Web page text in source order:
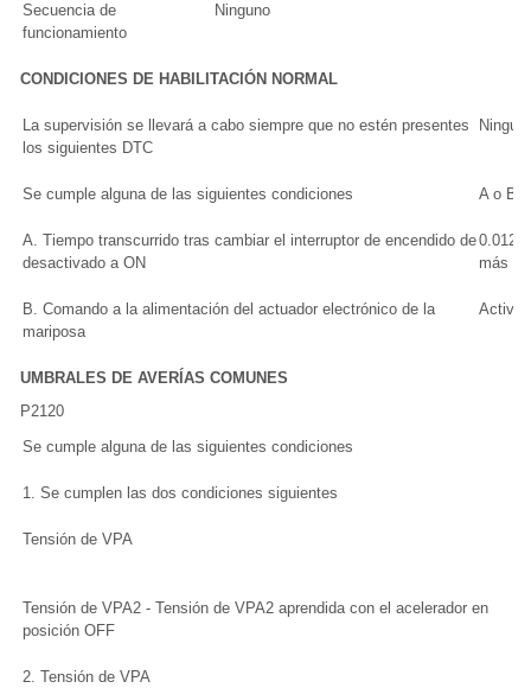
Secuencia de
funcionamiento
Ninguno
CONDICIONES DE HABILITACIÓN NORMAL
La supervisión se llevará a cabo siempre que no estén presentes
los siguientes DTC
Se cumple alguna de las siguientes condiciones A o B
A. Tiempo transcurrido tras cambiar el interruptor de encendido de
desactivado a ON
0.012
más
B. Comando a la alimentación del actuador electrónico de la
mariposa
UMBRALES DE AVERÍAS COMUNES
P2120
Se cumple alguna de las siguientes condiciones
1. Se cumplen las dos condiciones siguientes
Tensión de VPA
Tensión de VPA2 - Tensión de VPA2 aprendida con el acelerador en
posición OFF
2. Tensión de VPA